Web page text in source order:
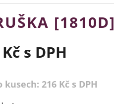
[1810D]
s DPH
216 Kč s DPH